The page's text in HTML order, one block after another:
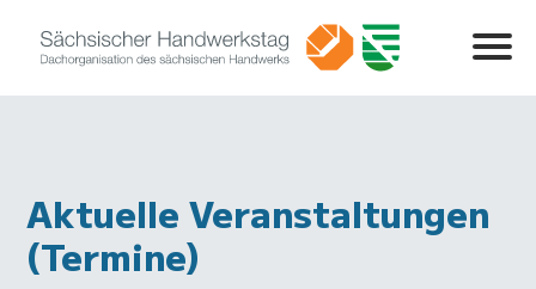
Aktuelle Veranstaltungen
(Termine)